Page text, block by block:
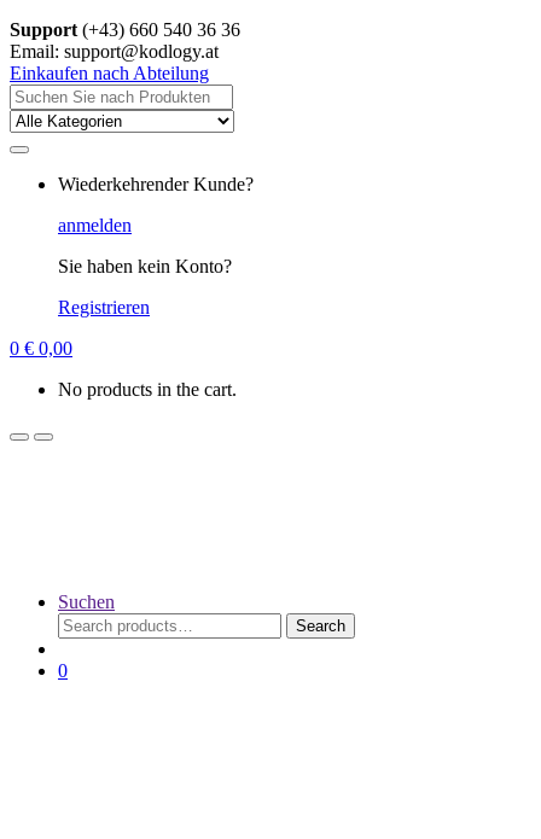
Support (+43) 660 540 36 36
Email: support@kodlogy.at
Einkaufen nach Abteilung
Suchen
nach:
Wiederkehrender Kunde?
anmelden
Sie haben kein Konto?
Registrieren
0 € 0,00
No products in the cart.
Suchen
Search
for:
Search
0